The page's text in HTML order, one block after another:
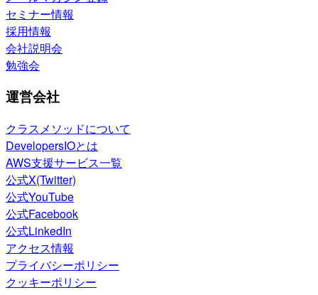
セミナー情報
採用情報
会社説明会
勉強会
運営会社
クラスメソッドについて
DevelopersIOとは
AWS支援サービス一覧
公式X(Twitter)
公式YouTube
公式Facebook
公式LinkedIn
アクセス情報
プライバシーポリシー
クッキーポリシー